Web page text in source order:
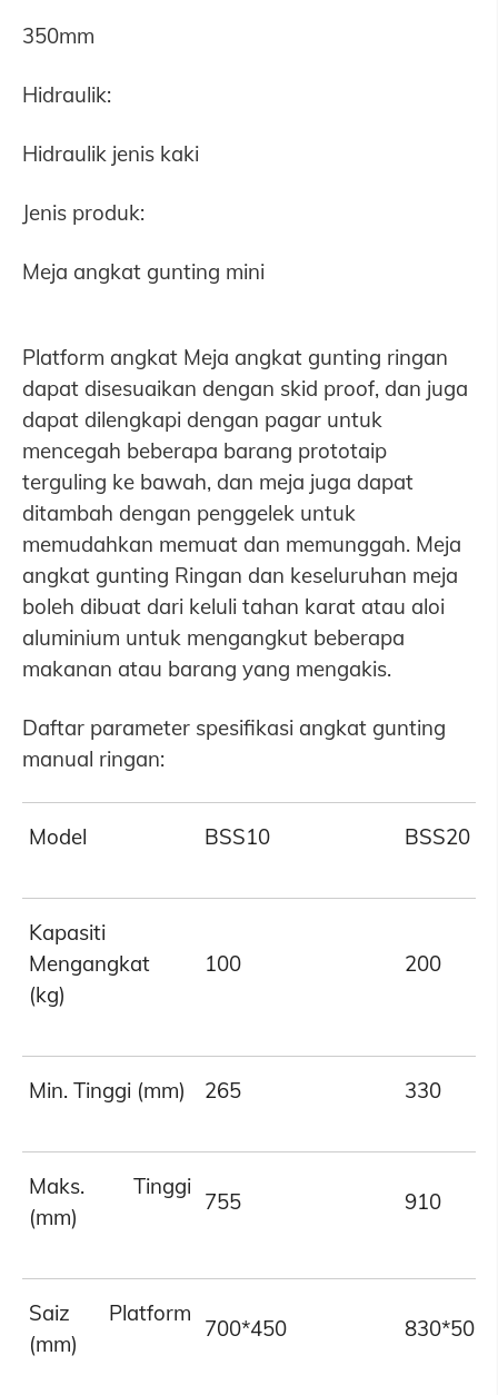
350mm
Hidraulik:
Hidraulik jenis kaki
Jenis produk:
Meja angkat gunting mini
Platform angkat Meja angkat gunting ringan
dapat disesuaikan dengan skid proof, dan juga
dapat dilengkapi dengan pagar untuk
mencegah beberapa barang prototaip
terguling ke bawah, dan meja juga dapat
ditambah dengan penggelek untuk
memudahkan memuat dan memunggah. Meja
angkat gunting Ringan dan keseluruhan meja
boleh dibuat dari keluli tahan karat atau aloi
aluminium untuk mengangkut beberapa
makanan atau barang yang mengakis.
Daftar parameter spesifikasi angkat gunting
manual ringan:
Model BSS10 BSS20
Kapasiti
Mengangkat
(kg)
100 200
Min. Tinggi (mm) 265 330
Maks. Tinggi
(mm)
755 910
Saiz Platform
(mm)
700*450 830*500